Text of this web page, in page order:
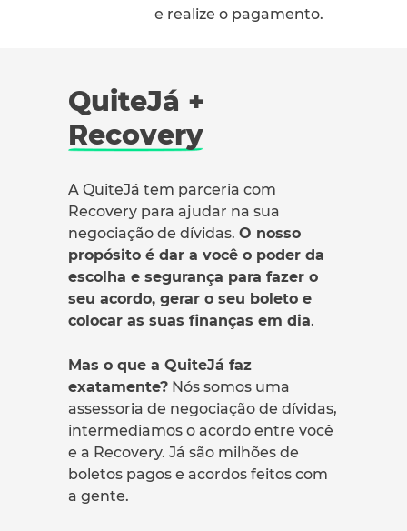
e realize o pagamento.
QuiteJá +
Recovery
A QuiteJá tem parceria com
Recovery para ajudar na sua
negociação de dívidas. O nosso
propósito é dar a você o poder da
escolha e segurança para fazer o
seu acordo, gerar o seu boleto e
colocar as suas finanças em dia.
Mas o que a QuiteJá faz
exatamente?Nós somos uma
assessoria de negociação de dívidas,
intermediamos o acordo entre você
e a Recovery. Já são milhões de
boletos pagos e acordos feitos com
a gente.